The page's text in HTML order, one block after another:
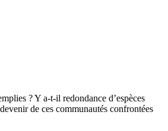
? Y a-t-il redondance d’espèces
de ces communautés confrontées